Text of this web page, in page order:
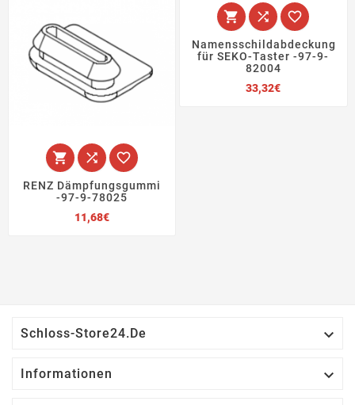
  
RENZ Dämpfungsgummi
-97-9-78025
11,68€Preis
  
Namensschildabdeckung
für SEKO-Taster -97-9-
82004
33,32€Preis
Schloss-Store24.de 
Informationen 